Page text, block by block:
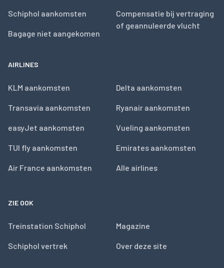
Schiphol aankomsten
Bagage niet aangekomen
Compensatie bij vertraging
of geannuleerde vlucht
AIRLINES
KLM aankomsten
Transavia aankomsten
easyJet aankomsten
TUI fly aankomsten
Air France aankomsten
Delta aankomsten
Ryanair aankomsten
Vueling aankomsten
Emirates aankomsten
Alle airlines
ZIE OOK
Treinstation Schiphol
Schiphol vertrek
Magazine
Over deze site